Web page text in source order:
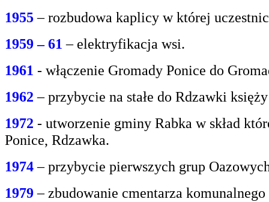
1955 – rozbudowa kaplicy w której
1959 – 61 – elektryfikacja wsi.
1961 - włączenie Gromady Ponice do
1962 – przybycie na stałe do Rdzawki
1972 - utworzenie gminy Rabka w skład
Ponice, Rdzawka.
1974 – przybycie pierwszych grup
1979– zbudowanie cmentarza